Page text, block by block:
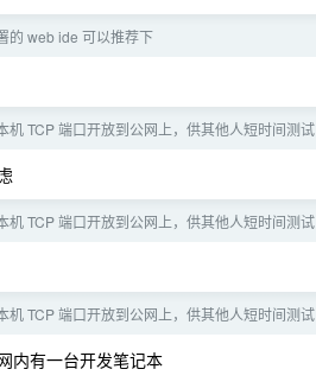
的 web ide 可以推荐下
机 TCP 端口开放到公网上，供其他人短时间测试
机 TCP 端口开放到公网上，供其他人短时间测试
机 TCP 端口开放到公网上，供其他人短时间测试
内有一台开发笔记本